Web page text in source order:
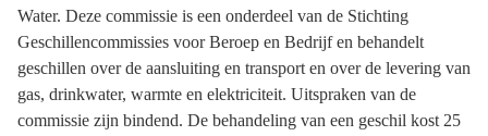
Water. Deze commissie is een onderdeel van de Stichting
Geschillencommissies voor Beroep en Bedrijf en behandelt
geschillen over de aansluiting en transport en over de levering van
gas, drinkwater, warmte en elektriciteit. Uitspraken van de
commissie zijn bindend. De behandeling van een geschil kost 25